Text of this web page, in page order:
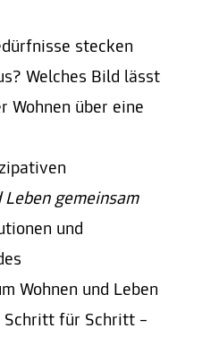
stecken
Welches Bild lässt
Wohnen über eine
gemeinsam
und
Wohnen und Leben
Schritt für Schritt –